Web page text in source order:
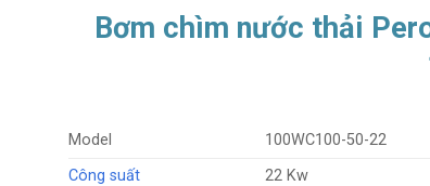
Bơm chìm nước thải
Model
100WC100-50-22
Công suất
22 Kw